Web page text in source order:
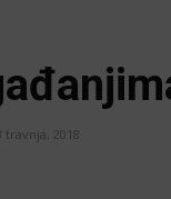
travnja, 2018